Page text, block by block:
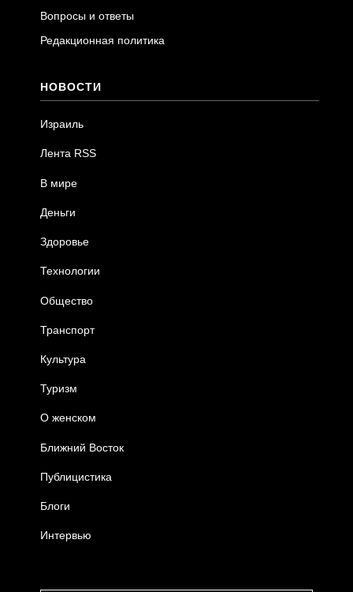
Вопросы и ответы
Редакционная политика
НОВОСТИ
Израиль
Лента RSS
В мире
Деньги
Здоровье
Технологии
Общество
Транспорт
Культура
Туризм
О женском
Ближний Восток
Публицистика
Блоги
Интервью